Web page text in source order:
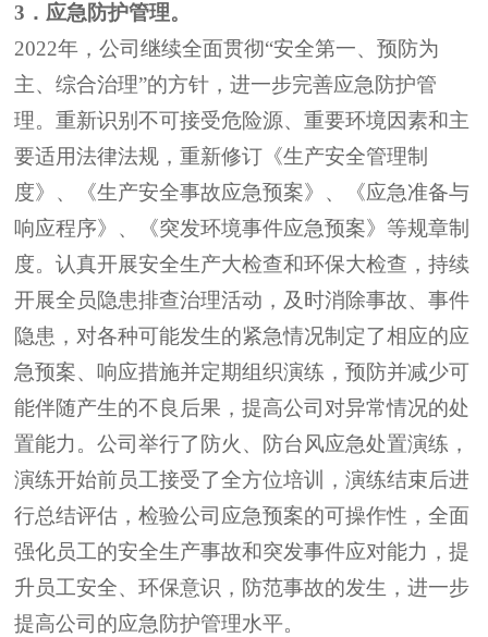
3 ．应急防护管理。
2022年，公司继续全面贯彻“安全第一、预防为
主、综合治理”的方针，进一步完善应急防护管
理。重新识别不可接受危险源、重要环境因素和主
要适用法律法规，重新修订《生产安全管理制
度》 、
《生产安全事故应急预案》、《应急准备与
响应程序》、《突发环境事件应急预案》等规章制
度。认真开展安全生产大检查和环保大检查，持续
开展全员隐患排查治理活动，及时消除事故、事件
隐患 ，对各种可能发生的紧急情况制定了相应的应
急预案、响应措施并定期组织演练，预防并减少可
能伴随产生的不良后果，提高公司对异常情况的处
置能力。公司举行了 防火、防台风应急处置演练，
演练开始前员工接受了全方位培训，演练结束后进
行总结评估，检验公司应急预案的可操作性，全面
强化员工的安全生产事故和突发事件应对能力，提
升员工安全、环保意识，防范事故的发生，进一步
提高公司 的应急防护管理水平。